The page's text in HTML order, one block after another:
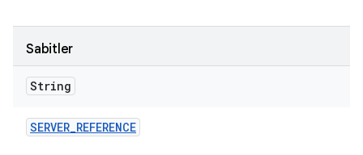
Sabitler
String
SERVER_REFERENCE